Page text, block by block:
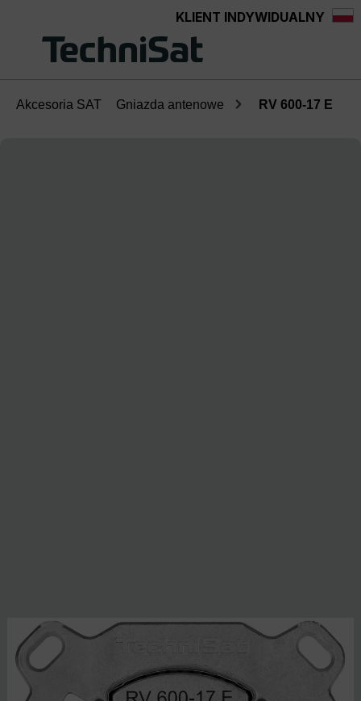
Przejdź do głównej zawartościKLIENT INDYWIDUALNY
Akcesoria SAT Gniazda antenowe RV 600-17 E